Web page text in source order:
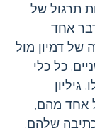
תרגול של
אחד
של דמיון מול
כל כלי
אחד מהם,
שלהם.